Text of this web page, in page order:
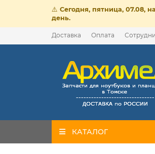
⚠️ Сегодня, пятница, 07.08,
день.
Доставка Оплата
КАТАЛОГ